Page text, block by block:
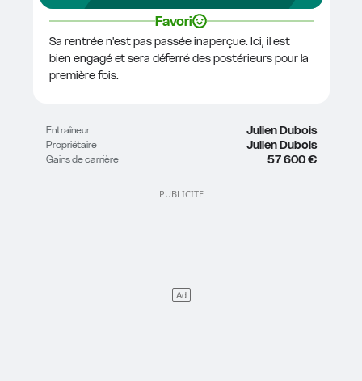
Favori
Sa rentrée n'est pas passée inaperçue. Ici, il est
bien engagé et sera déferré des postérieurs pour la
première fois.
Entraîneur Julien Dubois
Propriétaire Julien Dubois
Gains de carrière 57 600 €